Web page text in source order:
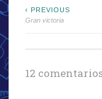
Navegación
‹ PREVIOUS
Gran victoria
12